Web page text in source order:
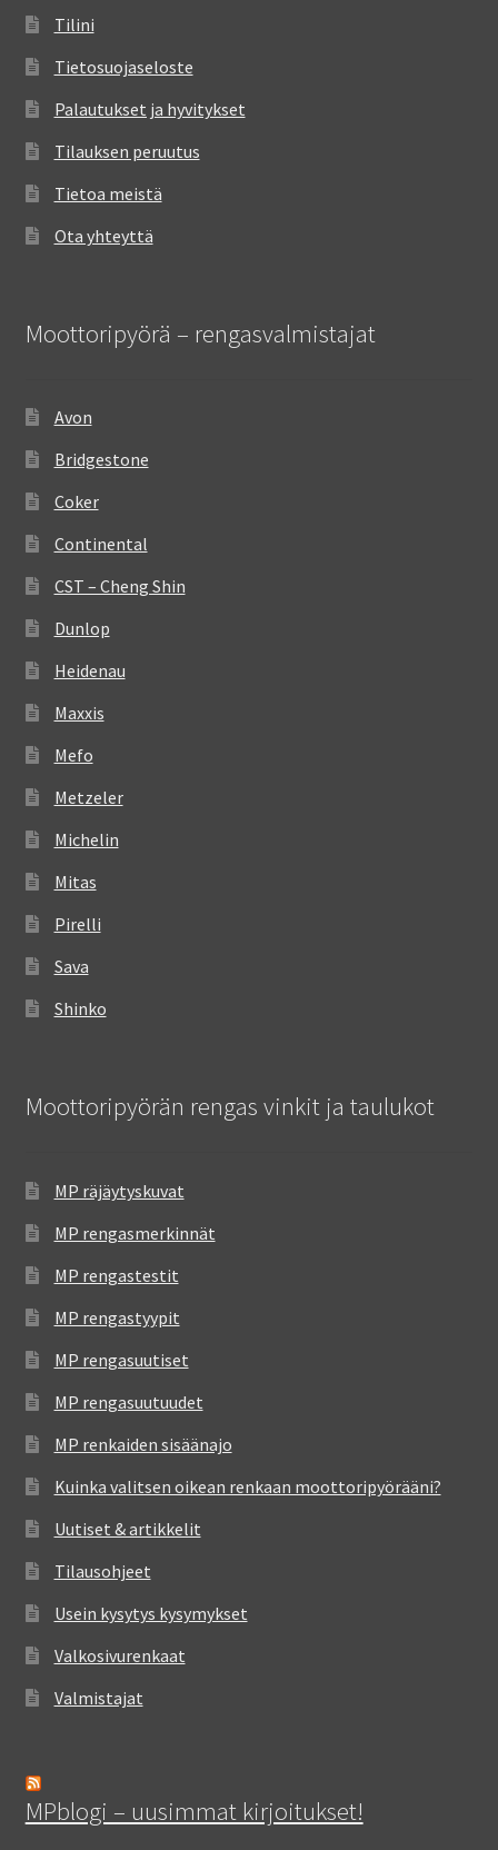
Tilini
Tietosuojaseloste
Palautukset ja hyvitykset
Tilauksen peruutus
Tietoa meistä
Ota yhteyttä
Moottoripyörä – rengasvalmistajat
Avon
Bridgestone
Coker
Continental
CST – Cheng Shin
Dunlop
Heidenau
Maxxis
Mefo
Metzeler
Michelin
Mitas
Pirelli
Sava
Shinko
Moottoripyörän rengas vinkit ja taulukot
MP räjäytyskuvat
MP rengasmerkinnät
MP rengastestit
MP rengastyypit
MP rengasuutiset
MP rengasuutuudet
MP renkaiden sisäänajo
Kuinka valitsen oikean renkaan moottoripyörääni?
Uutiset & artikkelit
Tilausohjeet
Usein kysytys kysymykset
Valkosivurenkaat
Valmistajat
MPblogi – uusimmat kirjoitukset!